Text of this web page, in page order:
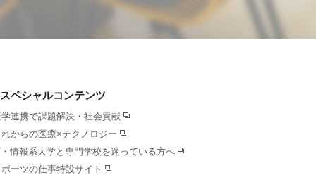
スペシャルコンテンツ
連携で課題解決・社会貢献
からの医療×テクノロジー
情報系大学と専門学校を迷っている方へ
ーツの仕事特設サイト